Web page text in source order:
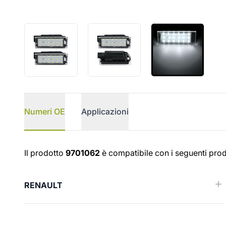
Numeri OE Applicazioni
Numeri OE
Il prodotto 9701062 è compatibile con i seguenti
RENAULT